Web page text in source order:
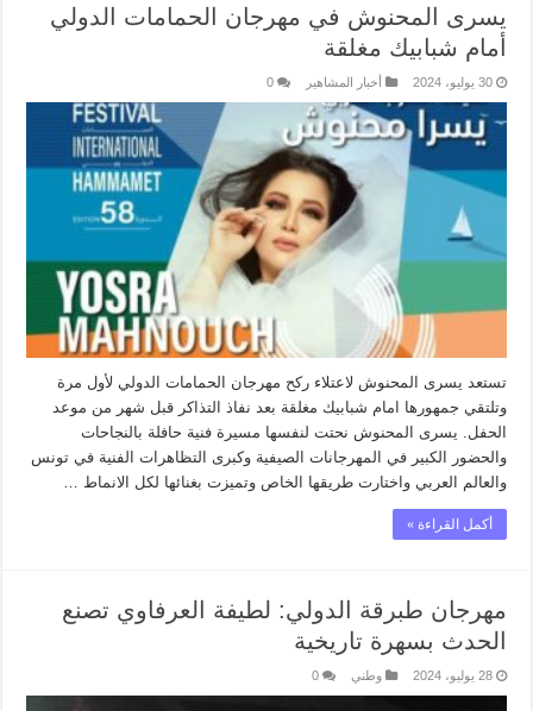
يسرى المحنوش في مهرجان الحمامات الدولي
أمام شبابيك مغلقة
30 يوليو، 2024 أخبار المشاهير 0
تستعد يسرى المحنوش لاعتلاء ركح مهرجان الحمامات الدولي لأول مرة
وتلتقي جمهورها امام شبابيك مغلقة بعد نفاذ التذاكر قبل شهر من موعد
الحفل. يسرى المحنوش نحتت لنفسها مسيرة فنية حافلة بالنجاحات
والحضور الكبير في المهرجانات الصيفية وكبرى التظاهرات الفنية في تونس
والعالم العربي واختارت طريقها الخاص وتميزت بغنائها لكل الانماط …
أكمل القراءة »
مهرجان طبرقة الدولي: لطيفة العرفاوي تصنع
الحدث بسهرة تاريخية
28 يوليو، 2024 وطني 0